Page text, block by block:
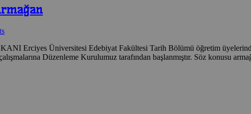
Erciyes Üniversitesi Edebiyat Fakültesi Tarih Bölümü öğretim
Düzenleme Kurulumuz tarafından başlanmıştır. Söz konusu